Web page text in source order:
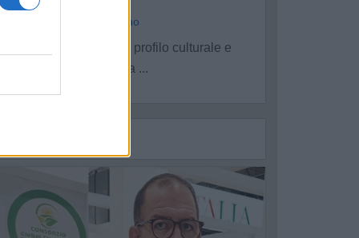
Redazione - mer 3 giugno
appuntamento di alto profilo culturale e
è in programma ...